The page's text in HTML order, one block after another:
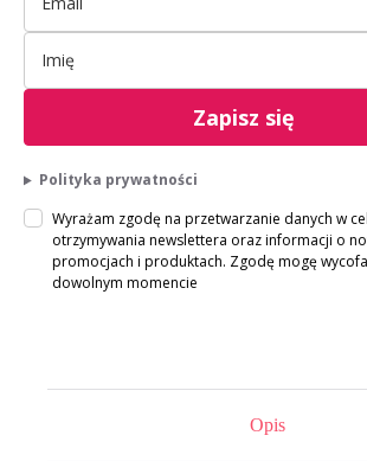
Zapisz się
Polityka prywatności
Wyrażam zgodę na przetwarzanie danych w
otrzymywania newslettera oraz informacji o
promocjach i produktach. Zgodę mogę
dowolnym momencie
Opis